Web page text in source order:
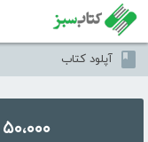
آپلود کتاب
۵۰،۰۰۰ کتاب در موبایل شما